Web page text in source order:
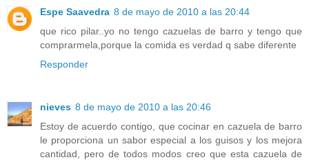
Espe Saavedra 8 de mayo de 2010 a las 20:44
que rico pilar..yo no tengo cazuelas de barro y tengo que
comprarmela,porque la comida es verdad q sabe diferente
Responder
nieves 8 de mayo de 2010 a las 20:46
Estoy de acuerdo contigo, que cocinar en cazuela de barro
le proporciona un sabor especial a los guisos y los mejora
cantidad, pero de todos modos creo que esta cazuela de